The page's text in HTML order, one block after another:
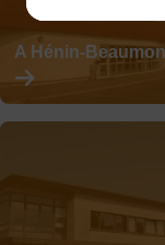
A Hénin-
En
savoir